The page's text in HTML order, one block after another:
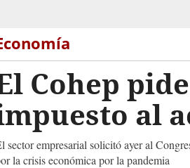
Cohep
al
sector empresarial solicitó ayer al
la crisis económica por la pandemia